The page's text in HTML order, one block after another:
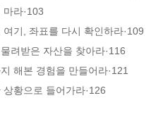
라·103
기, 좌표를 다시 확인하라·109
려받은 자산을 찾아라·116
해본 경험을 만들어라·121
황으로 들어가라·126